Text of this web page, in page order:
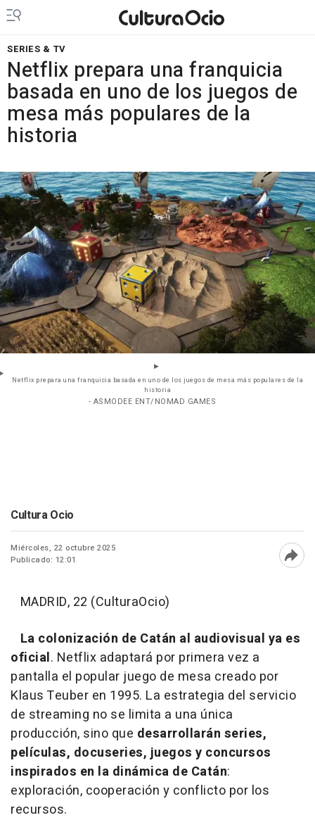
SERIES & TV
Netflix prepara una franquicia
basada en uno de los juegos de
mesa más populares de la
historia
Netflix prepara una franquicia basada en uno de los juegos de mesa más populares de la
historia
- ASMODEE ENT/NOMAD GAMES
Cultura Ocio
Miércoles, 22 octubre 2025
Publicado: 12:01
MADRID, 22 (CulturaOcio)
La colonización de Catán al audiovisual ya es
oficial. Netflix adaptará por primera vez a
pantalla el popular juego de mesa creado por
Klaus Teuber en 1995. La estrategia del servicio
de streaming no se limita a una única
producción, sino que desarrollarán series,
películas, docuseries, juegos y concursos
inspirados en la dinámica de Catán:
exploración, cooperación y conflicto por los
recursos.